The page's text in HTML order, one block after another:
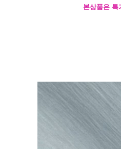
본상품은 특